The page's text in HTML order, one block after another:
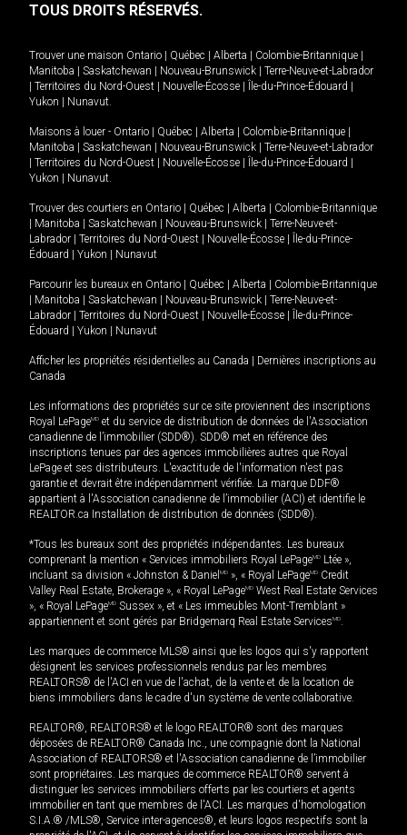
TOUS DROITS RÉSERVÉS.
Trouver une maison Ontario Québec Alberta Colombie-Britannique
Manitoba
Saskatchewan Nouveau-Brunswick
Terre-Neuve-et-Labrador
Territoires du Nord-Ouest Nouvelle-Écosse Île-du-Prince-Édouard
Yukon
Nunavut.
Maisons à louer - Ontario Québec Alberta Colombie-Britannique
Manitoba
Saskatchewan Nouveau-Brunswick
Terre-Neuve-et-Labrador
Territoires du Nord-Ouest Nouvelle-Écosse Île-du-Prince-Édouard
Yukon
Nunavut.
Trouver des courtiers en Ontario Québec Alberta
Colombie-Britannique
Manitoba Saskatchewan Nouveau-Brunswick
Terre-Neuve-et-
Labrador
Territoires du Nord-Ouest Nouvelle-Écosse
Île-du-Prince-
Édouard
Yukon Nunavut
Parcourir les bureaux en Ontario Québec Alberta
Colombie-Britannique
Manitoba Saskatchewan Nouveau-Brunswick
Terre-Neuve-et-
Labrador
Territoires du Nord-Ouest Nouvelle-Écosse
Île-du-Prince-
Édouard
Yukon Nunavut
Afficher les propriétés résidentielles au Canada
Dernières inscriptions au
Canada
Les informations des propriétés sur ce site proviennent des inscriptions
Royal LePageMD et du service de distribution de données de l'Association
canadienne de l’immobilier (SDD®). SDD® met en référence des
inscriptions tenues par des agences immobilières autres que Royal
LePage et ses distributeurs. L'exactitude de l'information n'est pas
garantie et devrait être indépendamment vérifiée. La marque DDF®
appartient à l'Association canadienne de l’immobilier (ACI) et identifie le
REALTOR.ca Installation de distribution de données (SDD®).
*Tous les bureaux sont des propriétés indépendantes. Les bureaux
comprenant la mention « Services immobiliers Royal LePageMD Ltée »,
incluant sa division « Johnston & Daniel MD », « Royal LePageMD Credit
Valley Real Estate, Brokerage », « Royal LePageMD West Real Estate Services
», « Royal LePageMD Sussex », et « Les immeubles Mont-Tremblant »
appartiennent et sont gérés par Bridgemarq Real Estate ServicesMD.
Les marques de commerce MLS® ainsi que les logos qui s'y rapportent
désignent les services professionnels rendus par les membres
REALTORS® de l'ACI en vue de l'achat, de la vente et de la location de
biens immobiliers dans le cadre d'un système de vente collaborative.
REALTOR®, REALTORS® et le logo REALTOR® sont des marques
déposées de REALTOR® Canada Inc., une compagnie dont la National
Association of REALTORS® et l'Association canadienne de l’immobilier
sont propriétaires. Les marques de commerce REALTOR® servent à
distinguer les services immobiliers offerts par les courtiers et agents
immobilier en tant que membres de l'ACI. Les marques d'homologation
S.I.A.® /MLS®, Service inter-agences®, et leurs logos respectifs sont la